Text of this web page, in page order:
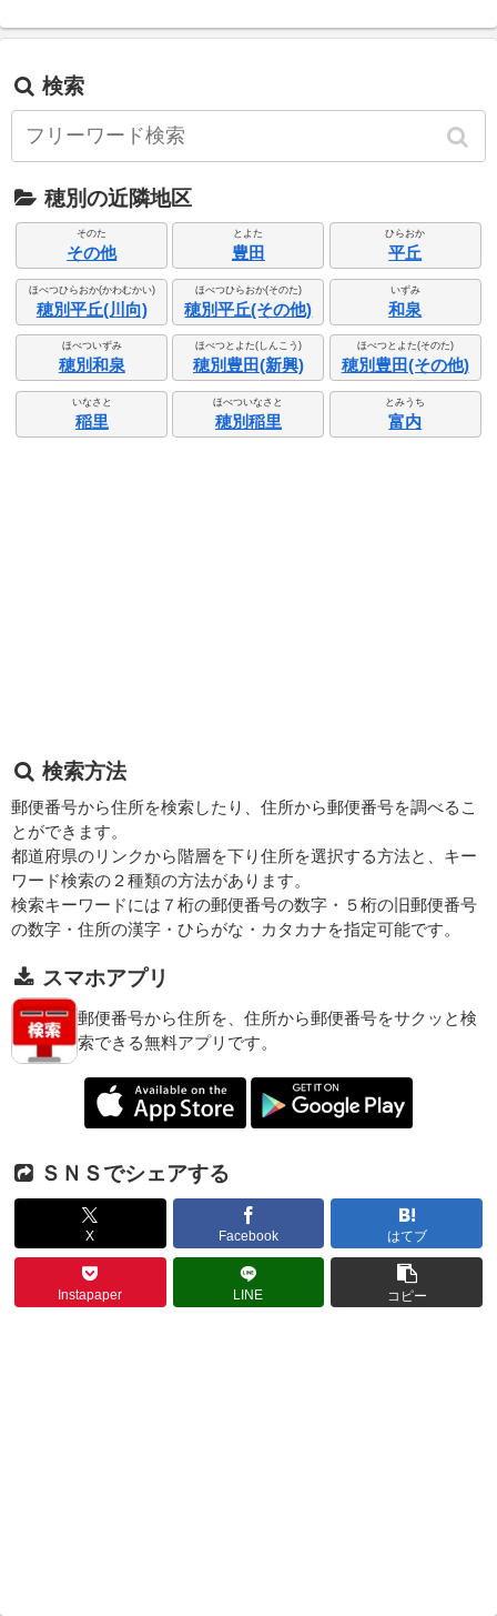
検索
穂別の近隣地区
そのた
その他
とよた
豊田
ひらおか
平丘
ほべつひらおか(かわむかい)
穂別平丘(川向)
ほべつひらおか(そのた)
穂別平丘(その他)
いずみ
和泉
ほべついずみ
穂別和泉
ほべつとよた(しんこう)
穂別豊田(新興)
ほべつとよた(そのた)
穂別豊田(その他)
いなさと
稲里
ほべついなさと
穂別稲里
とみうち
富内
検索方法
郵便番号から住所を検索したり、住所から郵便番号を調べるこ
とができます。
都道府県のリンクから階層を下り住所を選択する方法と、キー
ワード検索の２種類の方法があります。
検索キーワードには７桁の郵便番号の数字・５桁の旧郵便番号
の数字・住所の漢字・ひらがな・カタカナを指定可能です。
スマホアプリ
郵便番号から住所を、住所から郵便番号をサクッと検
索できる無料アプリです。
ＳＮＳでシェアする
X Facebook はてブ
Instapaper LINE コピー